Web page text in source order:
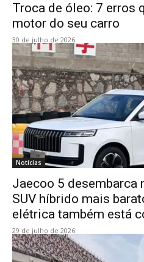
Troca de óleo: 7 erros
motor do seu carro
30 de julho de 2026
Notícias
Jaecoo 5 desembarca
SUV híbrido mais
elétrica também está
29 de julho de 2026